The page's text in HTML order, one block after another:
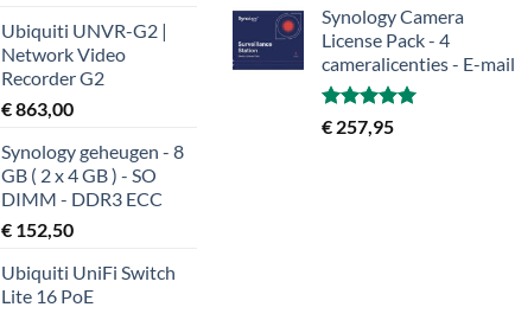
Ubiquiti UNVR-G2 |
Network Video
Recorder G2
€863,00
Synology geheugen - 8
GB ( 2 x 4 GB ) - SO
DIMM - DDR3 ECC
€ 152,50
Ubiquiti UniFi Switch
Lite 16 PoE
Synology Camera
License Pack - 4
cameralicenties - E-mail
Gewaardeerd
uit 5
€ 257,95